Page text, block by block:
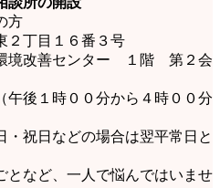
方
丁目１６番３号
センター １階 第２会
１時００分から４時００分
どの場合は翌平常日と
となど、一人で悩んではいませ